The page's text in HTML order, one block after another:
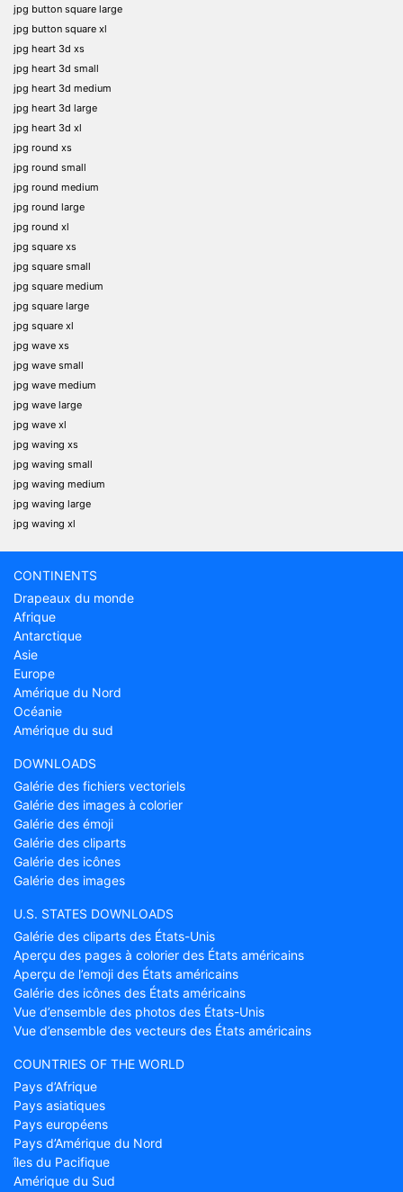
jpg button square large
jpg button square xl
jpg heart 3d xs
jpg heart 3d small
jpg heart 3d medium
jpg heart 3d large
jpg heart 3d xl
jpg round xs
jpg round small
jpg round medium
jpg round large
jpg round xl
jpg square xs
jpg square small
jpg square medium
jpg square large
jpg square xl
jpg wave xs
jpg wave small
jpg wave medium
jpg wave large
jpg wave xl
jpg waving xs
jpg waving small
jpg waving medium
jpg waving large
jpg waving xl
CONTINENTS
Drapeaux du monde
Afrique
Antarctique
Asie
Europe
Amérique du Nord
Océanie
Amérique du sud
DOWNLOADS
Galérie des fichiers vectoriels
Galérie des images à colorier
Galérie des émoji
Galérie des cliparts
Galérie des icônes
Galérie des images
U.S. STATES DOWNLOADS
Galérie des cliparts des États-Unis
Aperçu des pages à colorier des États américains
Aperçu de l’emoji des États américains
Galérie des icônes des États américains
Vue d’ensemble des photos des États-Unis
Vue d’ensemble des vecteurs des États américains
COUNTRIES OF THE WORLD
Pays d’Afrique
Pays asiatiques
Pays européens
Pays d’Amérique du Nord
îles du Pacifique
Amérique du Sud